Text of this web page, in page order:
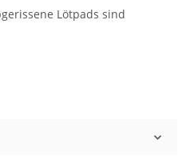
Lötpads sind